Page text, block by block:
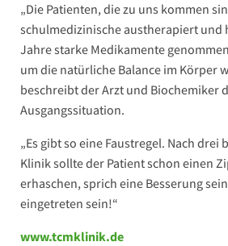
„Die Patienten, die zu uns kommen
schulmedizinische austherapiert und
Jahre starke Medikamente
um die natürliche Balance im Körper
beschreibt der Arzt und Biochemiker
Ausgangssituation.
„Es gibt so eine Faustregel. Nach drei
Klinik sollte der Patient schon einen
erhaschen, sprich eine Besserung
eingetreten sein!“
www.tcmklinik.de